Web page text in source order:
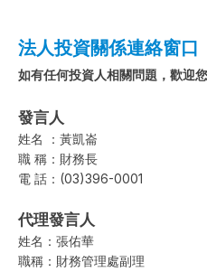
法人投資關係連絡窗口
如有任何投資人相關問題，歡迎
發言人
姓名 ：黃凱崙
職 稱：財務長
電 話：(03)396-0001
代理發言人
姓名：張佑華
職稱：財務管理處副理